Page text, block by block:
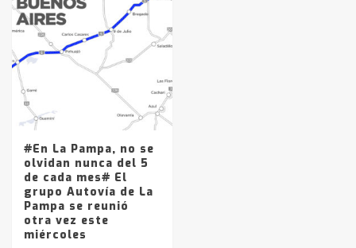
#En La Pampa, no se
olvidan nunca del 5
de cada mes# El
grupo Autovía de La
Pampa se reunió
otra vez este
miércoles